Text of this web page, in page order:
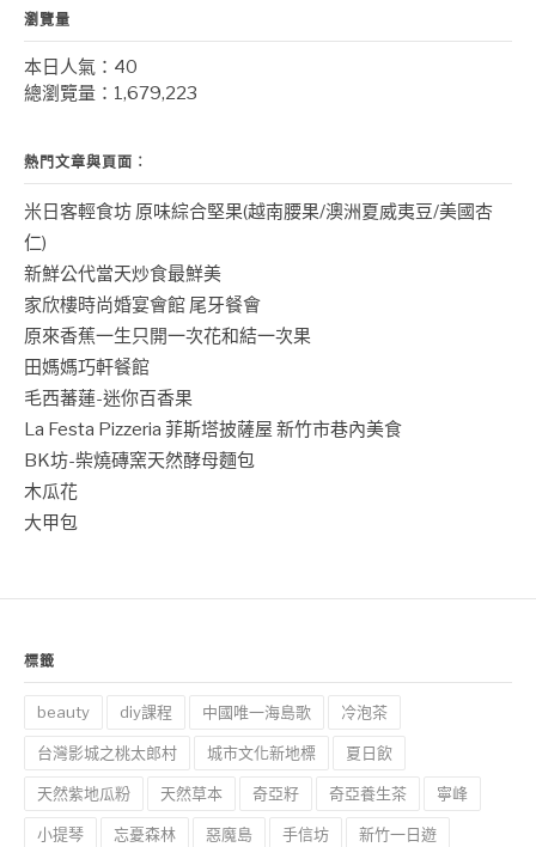
瀏覽量
本日人氣：40
總瀏覽量：1,679,223
熱門文章與頁面︰
米日客輕食坊 原味綜合堅果(越南腰果/澳洲夏威夷豆/美國杏
仁)
新鮮公代當天炒食最鮮美
家欣樓時尚婚宴會館 尾牙餐會
原來香蕉一生只開一次花和結一次果
田媽媽巧軒餐館
毛西蕃蓮-迷你百香果
La Festa Pizzeria 菲斯塔披薩屋 新竹市巷內美食
BK坊-柴燒磚窯天然酵母麵包
木瓜花
大甲包
標籤
beauty diy課程 中國唯一海島歌 冷泡茶
台灣影城之桃太郎村 城市文化新地標 夏日飲
天然紫地瓜粉 天然草本 奇亞籽 奇亞養生茶 寧峰
小提琴 忘憂森林 惡魔島 手信坊 新竹一日遊